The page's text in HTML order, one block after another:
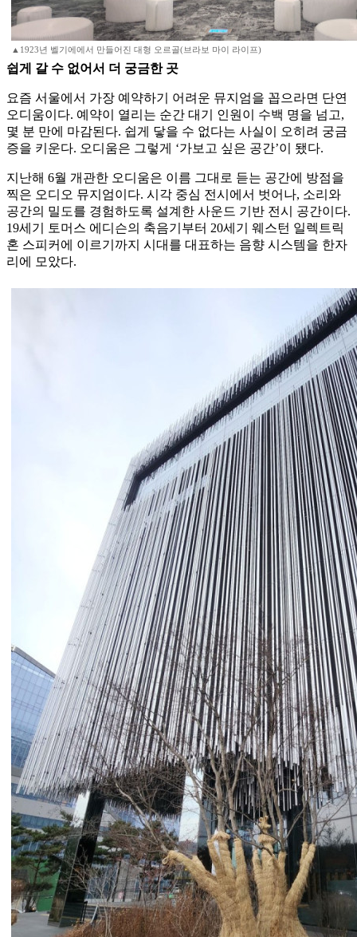
▲1923년 벨기에에서 만들어진 대형 오르골(브라보 마이 라이프)
쉽게 갈 수 없어서 더 궁금한 곳
요즘 서울에서 가장 예약하기 어려운 뮤지엄을 꼽으라면 단연
오디움이다. 예약이 열리는 순간 대기 인원이 수백 명을 넘고,
몇 분 만에 마감된다. 쉽게 닿을 수 없다는 사실이 오히려 궁금
증을 키운다. 오디움은 그렇게 ‘가보고 싶은 공간’이 됐다.
지난해 6월 개관한 오디움은 이름 그대로 듣는 공간에 방점을
찍은 오디오 뮤지엄이다. 시각 중심 전시에서 벗어나, 소리와
공간의 밀도를 경험하도록 설계한 사운드 기반 전시 공간이다.
19세기 토머스 에디슨의 축음기부터 20세기 웨스턴 일렉트릭
혼 스피커에 이르기까지 시대를 대표하는 음향 시스템을 한자
리에 모았다.